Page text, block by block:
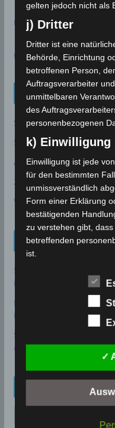
meteoblue
time.is - Sonnenzeiten
Neueinträge Glossar
Sommer 2003
Sturmflut
AE
24P/Schaumasse
Wolfsmond
Tunesien News
Sousse: Warum ist die
immer noch nicht in
Bau des Staudammes
inspiziert, Zeitplan unter
Sidi Bou Said wurde
aufgenommen 28. Juli
gelten jedoch nicht als
j) Dritter
Dritter ist eine
Behörde, Einrichtung
betroffenen Person,
Auftragsverarbeiter
unmittelbaren
des
personenbezogenen
k) Einwilligung
Einwilligung ist jede
für den bestimmten
unmissverständlich
Form einer Erklärung
bestätigenden
zu verstehen gibt,
betreffenden
ist.
Name und
Verarbeitung
Verantwortlicher im
Europäischen Union
anderer
Charakter ist:
Uwe Wassenberg
✓